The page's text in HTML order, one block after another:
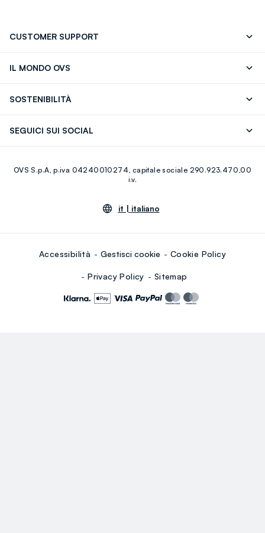
CUSTOMER SUPPORT
IL MONDO OVS
Giftcard
SOSTENIBILITÀ
SEGUICI SUI SOCIAL
Youtube Linkedin
OVS S.p.A, p.iva 04240010274, capitale sociale 290.923.470,00
i.v.
it | italiano
Accessibilità Gestisci cookie Cookie Policy
Privacy Policy Sitemap